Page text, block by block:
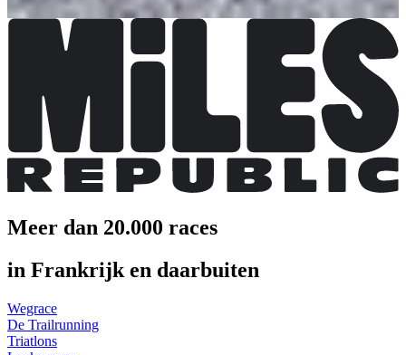
Meer info
Meer dan 20.000 races
in Frankrijk en daarbuiten
Wegrace
De Trailrunning
Triatlons